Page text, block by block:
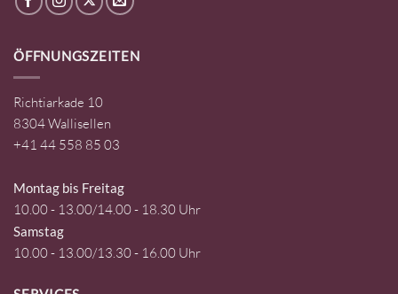
ÖFFNUNGSZEITEN
Richtiarkade 10
8304 Wallisellen
+41 44 558 85 03
Montag bis Freitag
10.00 - 13.00/14.00 - 18.30 Uhr
Samstag
10.00 - 13.00/13.30 - 16.00 Uhr